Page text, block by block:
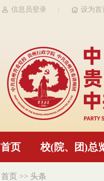
信息员登录 设为首
首页 校(院、团)总
首页>> 头条